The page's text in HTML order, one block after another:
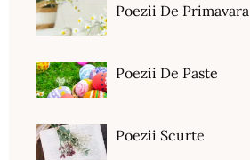
Poezii De Primavara
Poezii De Paste
Poezii Scurte